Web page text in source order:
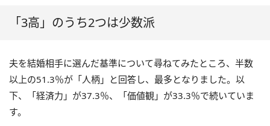
「3高」のうち2つは少数派
夫を結婚相手に選んだ基準について尋ねてみたところ、半数
以上の51.3％が「人柄」と回答し、最多となりました。以
下、「経済力」が37.3％、「価値観」が33.3％で続いていま
す。